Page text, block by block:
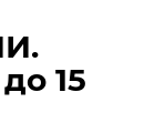
15